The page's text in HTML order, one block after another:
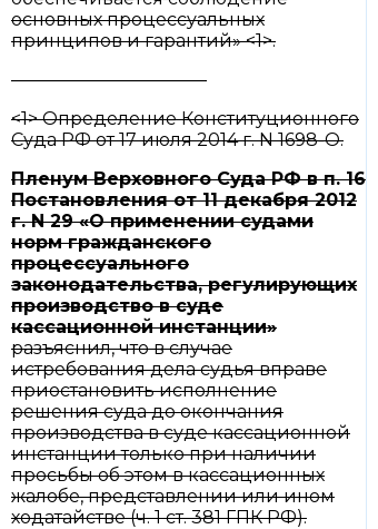
основных процессуальных
принципов и гарантий» <1>.
———————————
<1> Определение Конституционного
Суда РФ от 17 июля 2014 г. N 1698-О.
Пленум Верховного Суда РФ вп. 16
Постановления от 11 декабря 2012
г. N 29 «О применении судами
норм гражданского
процессуального
законодательства, регулирующих
производство в суде
кассационной инстанции»
разъяснил, что в случае
истребования дела судья вправе
приостановить исполнение
решения суда до окончания
производства в суде кассационной
инстанции только при наличии
просьбы об этом в кассационных
жалобе, представлении или ином
ходатайстве (ч. 1 ст. 381 ГПК РФ).